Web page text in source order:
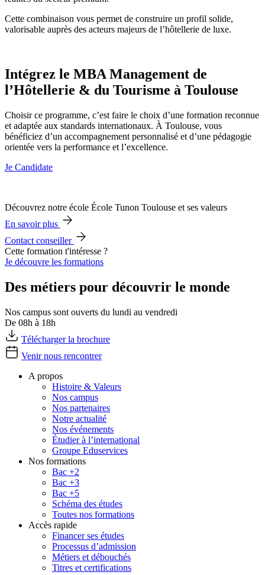
Cette combinaison vous permet de construire un profil solide,
valorisable auprès des acteurs majeurs de l’hôtellerie de luxe.
Intégrez le MBA Management de
l’Hôtellerie & du Tourisme à Toulouse
Choisir ce programme, c’est faire le choix d’une formation reconnue
et adaptée aux standards internationaux. À Toulouse, vous
bénéficiez d’un accompagnement personnalisé et d’une pédagogie
orientée vers la performance et l’excellence.
Je Candidate
Découvrez notre école École Tunon Toulouse et ses valeurs
En savoir plus
Contact conseiller
Cette formation t'intéresse ?
Je découvre les formations
Des métiers pour découvrir le monde
Nos campus sont ouverts du lundi au vendredi
De 08h à 18h
Télécharger la brochure
Venir nous rencontrer
A propos
Histoire & Valeurs
Nos campus
Nos partenaires
Notre actualité
Nos événements
Étudier à l’international
Groupe Eduservices
Nos formations
Bac +2
Bac +3
Bac +5
Schéma des études
Toutes nos formations
Accès rapide
Financer ses études
Processus d’admission
Métiers et débouchés
Titres et certifications